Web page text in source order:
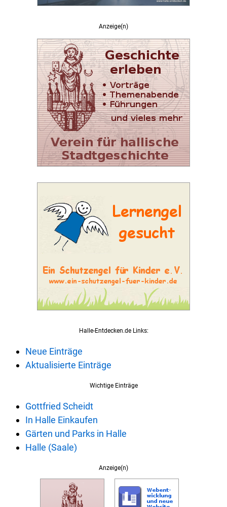
Anzeige(n)
Halle-Entdecken.de Links:
Neue Einträge
Aktualisierte Einträge
Wichtige Einträge
Gottfried Scheidt
In Halle Einkaufen
Gärten und Parks in Halle
Halle (Saale)
Anzeige(n)